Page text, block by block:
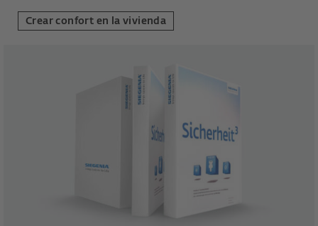
Crear confort en la vivienda